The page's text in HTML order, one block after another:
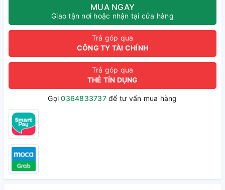
MUA NGAY
Giao tận nơi hoặc nhận tại cửa hàng
Trả góp qua
CÔNG TY TÀI CHÍNH
Trả góp qua
THẺ TÍN DỤNG
Gọi0364833737để tư vấn mua hàng